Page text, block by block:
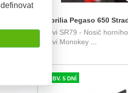
Aprilia Pegaso 650
nosič horního kufru
SR79
Givi SR79 - Nosič
Givi Monokey
OBV. 5 DNÍ